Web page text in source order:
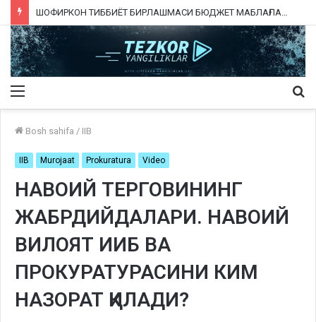
ШОФИРКОН ТИББИЁТ БИРЛАШМАСИ БЮДЖЕТ МАБЛАҒЛАРИНИ ТАЛОН-ТАРОЖ ҚИЛИНГАНИ РОСТМИ?
Menu
Bosh sahifa / IIB
IIB Murojaat Prokuratura Video
НАВОИЙ ТЕРГОВИНИНГ
ЖАБРДИЙДАЛАРИ. НАВОИЙ
ВИЛОЯТ ИИБ ВА
ПРОКУРАТУРАСИНИ КИМ
НАЗОРАТ ҚИЛАДИ?